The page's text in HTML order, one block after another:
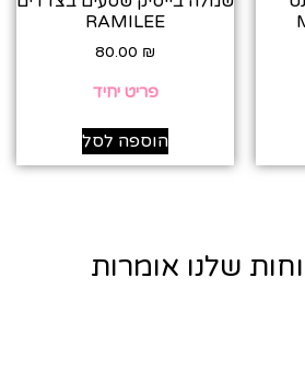
RAMILEE
80.00 ₪
פריט יחיד
הוספה לסל
שלנו אומרות